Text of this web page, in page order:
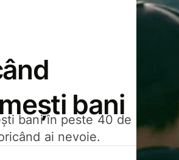
bani
bani în peste 40 de
ai nevoie.